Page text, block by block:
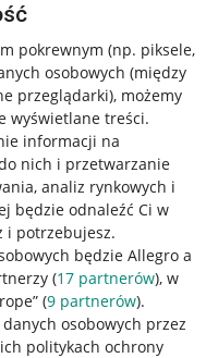
pokrewnym (np. piksele,
osobowych (między
przeglądarki), możemy
wyświetlane treści.
informacji na
nich i przetwarzanie
analiz rynkowych i
będzie odnaleźć Ci w
i potrzebujesz.
będzie Allegro a
(17 partnerów), w
(9 partnerów).
osobowych przez
politykach ochrony